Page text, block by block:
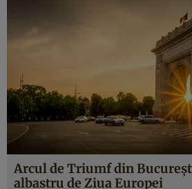
Arcul de Triumf din
albastru de Ziua Europei